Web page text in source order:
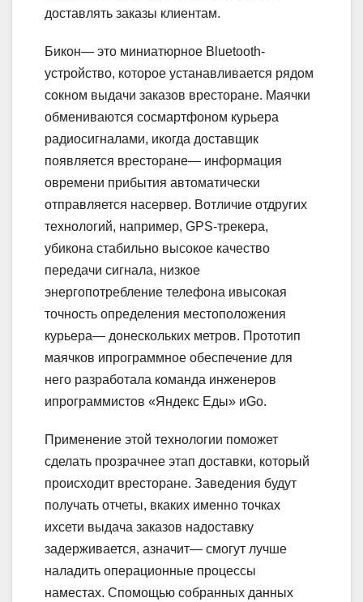
доставлять заказы клиентам.
Бикон— это миниатюрное Bluetooth-
устройство, которое устанавливается рядом
сокном выдачи заказов вресторане. Маячки
обмениваются сосмартфоном курьера
радиосигналами, икогда доставщик
появляется вресторане— информация
овремени прибытия автоматически
отправляется насервер. Вотличие отдругих
технологий, например, GPS-трекера,
убикона стабильно высокое качество
передачи сигнала, низкое
энергопотребление телефона ивысокая
точность определения местоположения
курьера— донескольких метров. Прототип
маячков ипрограммное обеспечение для
него разработала команда инженеров
ипрограммистов «Яндекс Еды» иGo.
Применение этой технологии поможет
сделать прозрачнее этап доставки, который
происходит вресторане. Заведения будут
получать отчеты, вкаких именно точках
ихсети выдача заказов надоставку
задерживается, азначит— смогут лучше
наладить операционные процессы
наместах. Спомощью собранных данных